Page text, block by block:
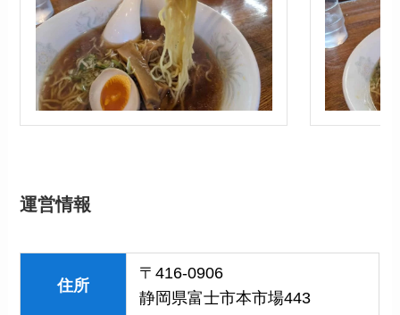
運営情報
住所
〒416-0906
静岡県富士市本市場443